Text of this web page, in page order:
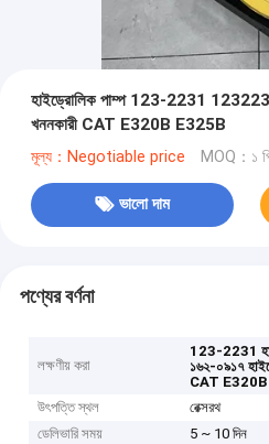
হাইড্রোলিক পাম্প 123-2231
খননকারী CAT E320B E325B
মূল্য：Negotiable price MOQ：১
ভালো দাম
পণ্যের বর্ণনা
লক্ষণীয় করা
123-2231
১৬২-০৯১৭
CAT E320B
উৎপত্তি স্থল
রেক্সরথ
ডেলিভারি সময়
5 ~ 10 দিন